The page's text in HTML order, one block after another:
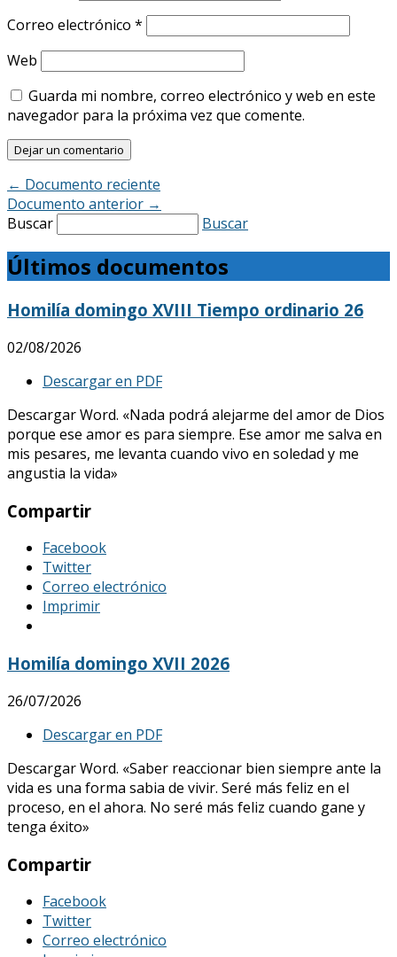
Correo electrónico *
Web
Guarda mi nombre, correo electrónico y web en este
navegador para la próxima vez que comente.
← Documento reciente
Documento anterior →
Buscar
Buscar
Últimos documentos
Homilía domingo XVIII Tiempo ordinario 26
02/08/2026
Descargar en PDF
Descargar Word. «Nada podrá alejarme del amor de Dios
porque ese amor es para siempre. Ese amor me salva en
mis pesares, me levanta cuando vivo en soledad y me
angustia la vida»
Compartir
Facebook
Twitter
Correo electrónico
Imprimir
Homilía domingo XVII 2026
26/07/2026
Descargar en PDF
Descargar Word. «Saber reaccionar bien siempre ante la
vida es una forma sabia de vivir. Seré más feliz en el
proceso, en el ahora. No seré más feliz cuando gane y
tenga éxito»
Compartir
Facebook
Twitter
Correo electrónico